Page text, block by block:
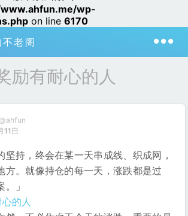
wp-
on line 6170
老阁
励有耐心的人
11日
坚持，终会在某一天串成线、织成网，
方。就像持仓的每一天，涨跌都是过
」
的人